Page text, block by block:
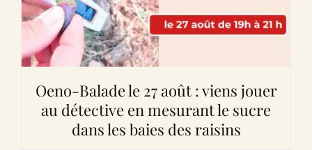
Oeno-Balade le 27 août : viens jouer
au détective en mesurant le sucre
dans les baies des raisins